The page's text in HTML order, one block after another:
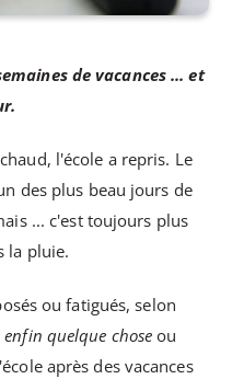
de vacances ... et
l'école a repris. Le
des plus beau jours de
... c'est toujours plus
la pluie.
ou fatigués, selon
quelque chose ou
après des vacances